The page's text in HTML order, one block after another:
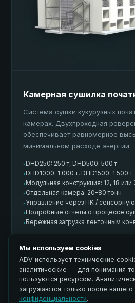
Камерная сушилка
Система сушки кукурузных
камерах. Двухпроходная
обеспечивает равномерное
минимальном расходе энергии.
● DHD250: 250 т, DHD500: 500 т
● DHD1000: 1 000 т, DHD1500: 1 500 т
● Модульная конструкция: 12, 18
● Отдельная камера: 20–80 тонн
● Управление через ПК /
● Подробные отчёты о процессе
● Бережная загрузка ленточным
ТЕХНОЛОГИЧЕСКИЕ
Мы используем cookies
ADV использует технические
аналитические — для понимания
пользуются ресурсом.
загружаются только после вашего
конфиденциальности.